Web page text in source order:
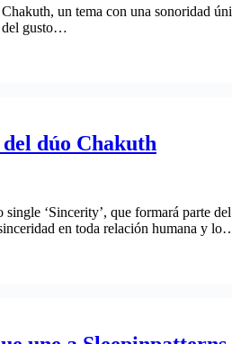
un tema con una sonoridad
del gusto…
del dúo Chakuth
single ‘Sincerity’, que formará parte
en toda relación humana y